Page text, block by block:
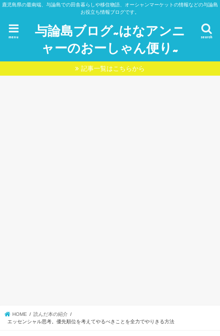
鹿児島県の最南端、与論島での田舎暮らしや移住物語、オーシャンマーケットの情報などの与論島
お役立ち情報ブログです。
与論島ブログ~はなアンニ
ャーのおーしゃん便り~
search
menu
記事一覧はこちらから
HOME
読んだ本の紹介
エッセンシャル思考。優先順位を考えてやるべきことを全力でやりきる方法